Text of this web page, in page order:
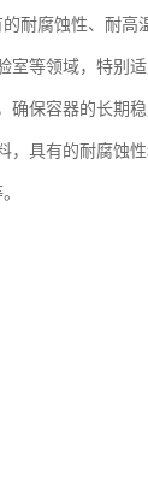
耐腐蚀性、耐高
室等领域，特别
保容器的长期稳
，具有的耐腐蚀